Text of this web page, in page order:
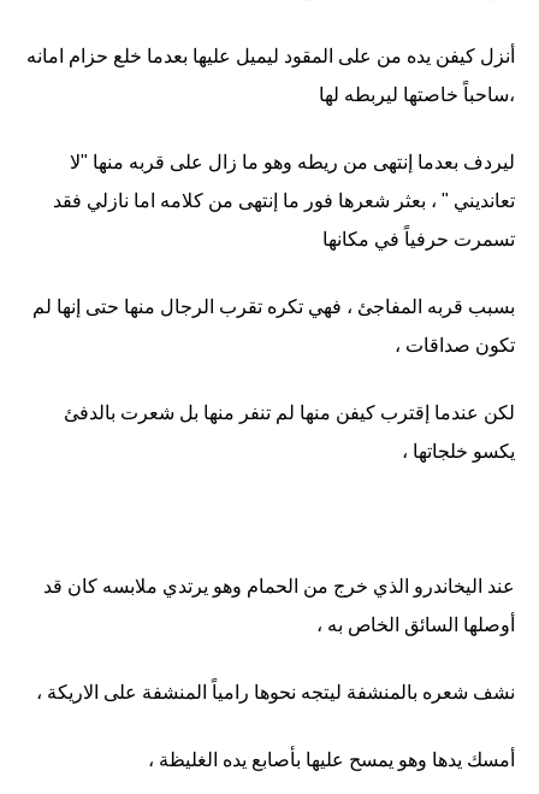
أنزل كيفن يده من على المقود ليميل عليها بعدما خلع حزام امانه
،ساحباً خاصتها ليربطه لها
ليردف بعدما إنتهى من ريطه وهو ما زال على قربه منها "لا
تعانديني " ، بعثر شعرها فور ما إنتهى من كلامه اما نازلي فقد
تسمرت حرفياً في مكانها
بسبب قربه المفاجئ ، فهي تكره تقرب الرجال منها حتى إنها لم
تكون صداقات ،
لكن عندما إقترب كيفن منها لم تنفر منها بل شعرت بالدفئ
يكسو خلجاتها ،
عند اليخاندرو الذي خرج من الحمام وهو يرتدي ملابسه كان قد
أوصلها السائق الخاص به ،
نشف شعره بالمنشفة ليتجه نحوها رامياً المنشفة على الاريكة ،
أمسك يدها وهو يمسح عليها بأصابع يده الغليظة ،